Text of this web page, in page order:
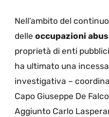
Nell’ambito del
delle occupazioni
proprietà di enti
ha ultimato una
investigativa –
Capo Giuseppe De
Aggiunto Carlo